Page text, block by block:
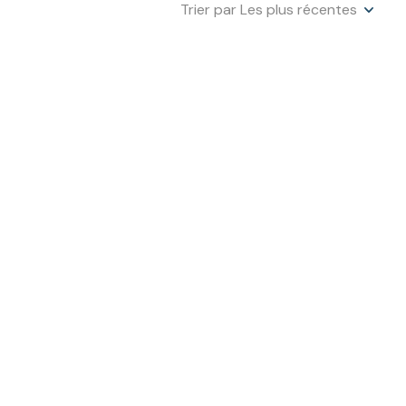
Trier par Les plus récentes